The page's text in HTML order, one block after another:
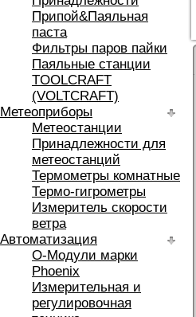
Припой&Паяльная
паста
Фильтры паров пайки
Паяльные станции
TOOLCRAFT
(VOLTCRAFT)
Метеоприборы
Метеостанции
Принадлежности для
метеостанций
Термометры комнатные
Термо-гигрометры
Измеритель скорости
ветра
Автоматизация
O-Модули марки
Phoenix
Измерительная и
регулировочная